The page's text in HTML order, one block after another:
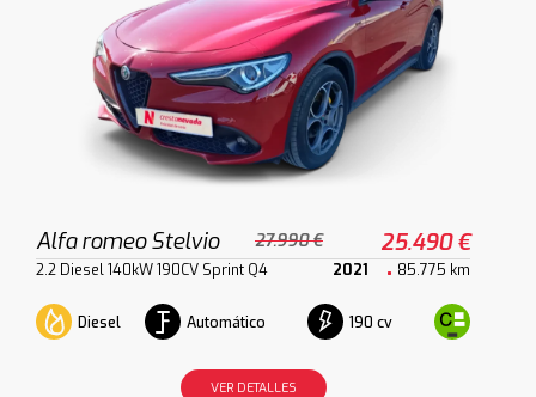
Alfa romeo Stelvio 27.990 € 25.490 €
2.2 Diesel 140kW 190CV Sprint Q4 2021 85.775 km
Diesel Automático 190 cv
VER DETALLES